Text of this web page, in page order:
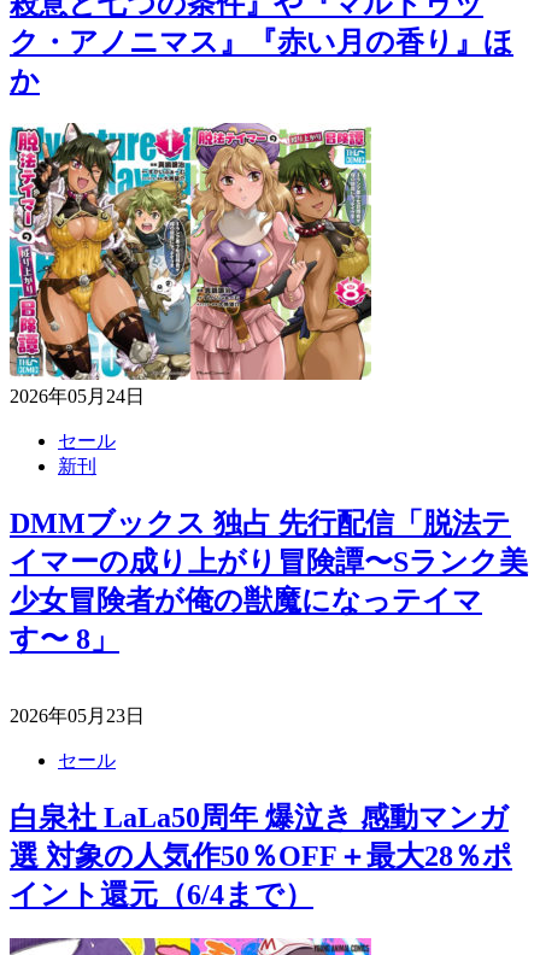
ク・アノニマス』『赤い月の香り』ほ
か
2026年05月24日
セール
新刊
DMMブックス 独占 先行配信「脱法テ
イマーの成り上がり冒険譚〜Sランク美
少女冒険者が俺の獣魔になっテイマ
す〜 8」
2026年05月23日
セール
白泉社 LaLa50周年 爆泣き 感動マンガ
選 対象の人気作50％OFF＋最大28％ポ
イント還元（6/4まで）